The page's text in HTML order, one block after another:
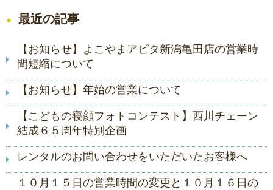
最近の記事
【お知らせ】よこやまアピタ新潟亀田店の営業時
間短縮について
【お知らせ】年始の営業について
【こどもの寝顔フォトコンテスト】西川チェーン
結成６５周年特別企画
レンタルのお問い合わせをいただいたお客様へ
１０月１５日の営業時間の変更と１０月１６日の